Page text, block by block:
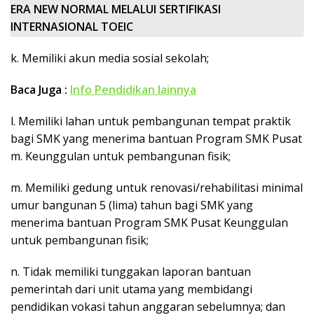
ERA NEW NORMAL MELALUI SERTIFIKASI
INTERNASIONAL TOEIC
k. Memiliki akun media sosial sekolah;
Baca Juga : Info Pendidikan lainnya
l. Memiliki lahan untuk pembangunan tempat praktik
bagi SMK yang menerima bantuan Program SMK Pusat
m. Keunggulan untuk pembangunan fisik;
m. Memiliki gedung untuk renovasi/rehabilitasi minimal
umur bangunan 5 (lima) tahun bagi SMK yang
menerima bantuan Program SMK Pusat Keunggulan
untuk pembangunan fisik;
n. Tidak memiliki tunggakan laporan bantuan
pemerintah dari unit utama yang membidangi
pendidikan vokasi tahun anggaran sebelumnya; dan